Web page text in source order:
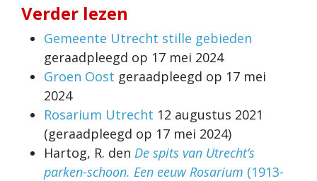
Verder lezen
Gemeente Utrecht stille gebieden
geraadpleegd op 17 mei 2024
Groen Oost geraadpleegd op 17 mei
2024
Rosarium Utrecht 12 augustus 2021
(geraadpleegd op 17 mei 2024)
Hartog, R. den De spits van Utrecht’s
parken-schoon. Een eeuw Rosarium (1913-